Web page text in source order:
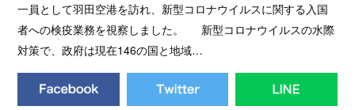
一員として羽田空港を訪れ、新型コロナウイルスに関する入国
者への検疫業務を視察しました。 新型コロナウイルスの水際
対策で、政府は現在146の国と地域…